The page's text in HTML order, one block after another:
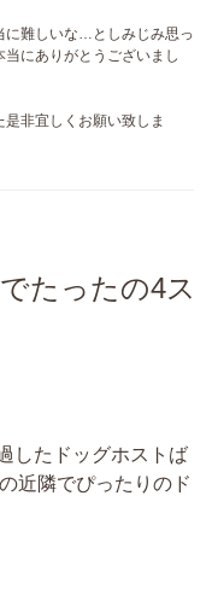
に難しいな…としみじみ思っ
にありがとうございまし
非宜しくお願い致しま
たったの4ス
したドッグホストば
近隣でぴったりのド